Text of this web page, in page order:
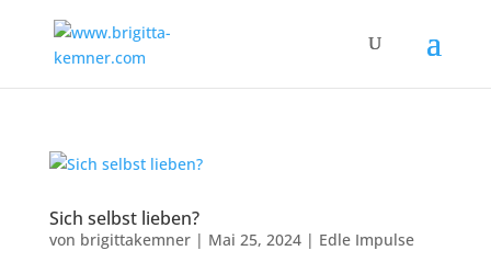
Sich selbst lieben?
von brigittakemner| Mai 25, 2024| Edle Impulse